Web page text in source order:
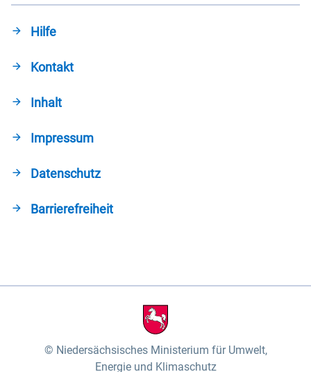
Hilfe
Kontakt
Inhalt
Impressum
Datenschutz
Barrierefreiheit
Niedersächsisches Ministerium für Umwelt,
Energie und Klimaschutz